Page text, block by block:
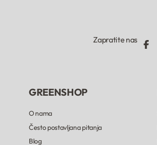
Zapratite nas
GREENSHOP
O nama
Često postavljana pitanja
Blog